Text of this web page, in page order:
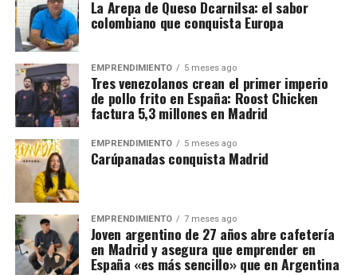
La Arepa de Queso Dcarnilsa: el sabor
colombiano que conquista Europa
EMPRENDIMIENTO 5 meses ago
Tres venezolanos crean el primer imperio
de pollo frito en España: Roost Chicken
factura 5,3 millones en Madrid
EMPRENDIMIENTO 5 meses ago
Carúpanadas conquista Madrid
EMPRENDIMIENTO 7 meses ago
Joven argentino de 27 años abre cafetería
en Madrid y asegura que emprender en
España «es más sencillo» que en Argentina